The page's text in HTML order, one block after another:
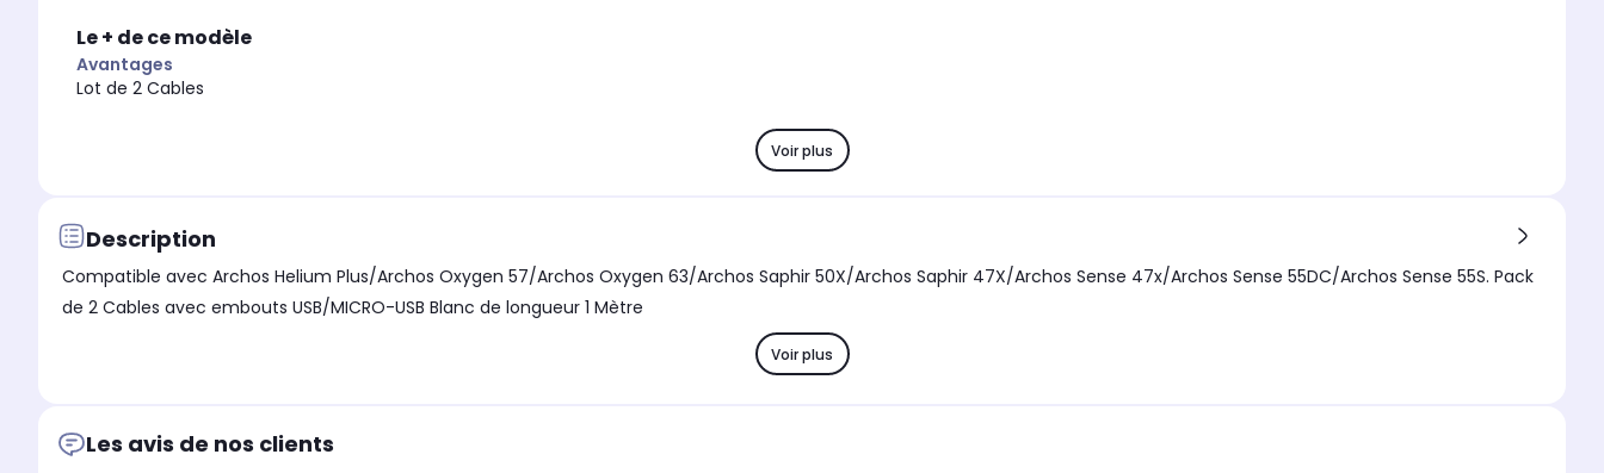
Le + de ce modèle
Avantages
Lot de 2 Cables
Voir plus
Description
Compatible avec Archos Helium Plus/Archos Oxygen 57/Archos Oxygen 63/Archos Saphir 50X/Archos Saphir 47X/Archos Sense 47x/Archos Sense 55DC/Archos Sense 55S. Pack
de 2 Cables avec embouts USB/MICRO-USB Blanc de longueur 1 Mètre
Voir plus
Les avis de nos clients